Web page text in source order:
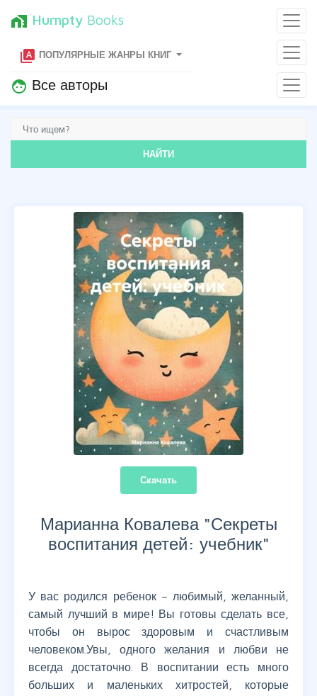
home_work Humpty Books
type_specimen ПОПУЛЯРНЫЕ ЖАНРЫ КНИГ
face Все авторы
НАЙТИ
Скачать
Марианна Ковалева "Секреты
воспитания детей: учебник"
У вас родился ребенок – любимый, желанный,
самый лучший в мире! Вы готовы сделать все,
чтобы он вырос здоровым и счастливым
человеком.Увы, одного желания и любви не
всегда достаточно. В воспитании есть много
больших и маленьких хитростей, которые